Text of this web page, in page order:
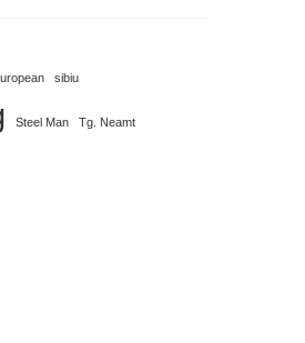
sibiu
Steel Man Tg. Neamt